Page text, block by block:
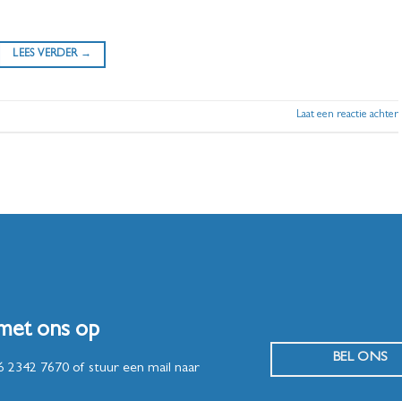
LEES VERDER →
Laat een reactie achter
ons op
2342 7670 of stuur een mail naar
BEL ONS